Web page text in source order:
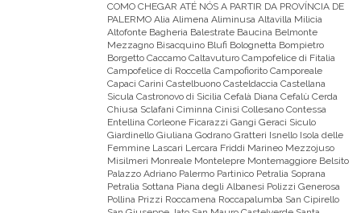
COMO CHEGAR ATÉ NÓS A PARTIR DA PROVÍNCIA DE
PALERMO Alia Alimena Aliminusa Altavilla Milicia
Altofonte Bagheria Balestrate Baucina Belmonte
Mezzagno Bisacquino Blufi Bolognetta Bompietro
Borgetto Caccamo Caltavuturo Campofelice di Fitalia
Campofelice di Roccella Campofiorito Camporeale
Capaci Carini Castelbuono Casteldaccia Castellana
Sicula Castronovo di Sicilia Cefalà Diana Cefalù Cerda
Chiusa Sclafani Ciminna Cinisi Collesano Contessa
Entellina Corleone Ficarazzi Gangi Geraci Siculo
Giardinello Giuliana Godrano Gratteri Isnello Isola delle
Femmine Lascari Lercara Friddi Marineo Mezzojuso
Misilmeri Monreale Montelepre Montemaggiore Belsito
Palazzo Adriano Palermo Partinico Petralia Soprana
Petralia Sottana Piana degli Albanesi Polizzi Generosa
Pollina Prizzi Roccamena Roccapalumba San Cipirello